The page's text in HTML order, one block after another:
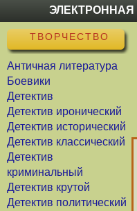
ЭЛЕКТРОННАЯ
ТВОРЧЕСТВО
Античная литература
Боевики
Детектив
Детектив иронический
Детектив исторический
Детектив классический
Детектив
криминальный
Детектив крутой
Детектив политический